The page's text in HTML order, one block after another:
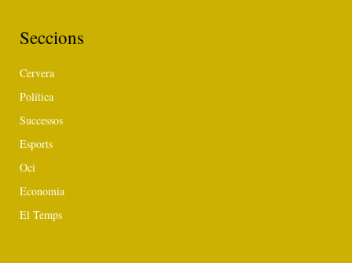
Seccions
Cervera
Política
Successos
Esports
Oci
Economia
El Temps